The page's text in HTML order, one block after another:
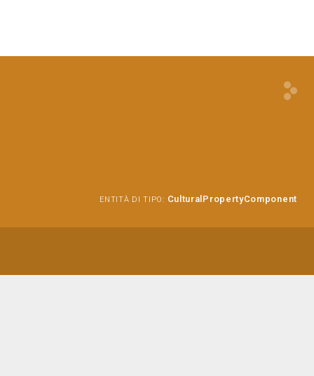
ENTITÀ DI TIPO: CulturalPropertyComponent